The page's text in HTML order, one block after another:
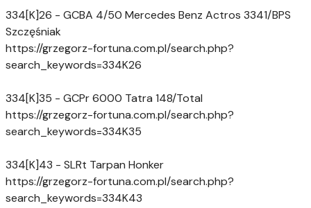
334[K]26 - GCBA 4/50 Mercedes Benz Actros 3341/BPS
Szczęśniak
https://grzegorz-fortuna.com.pl/search.php?
search_keywords=334K26
334[K]35 - GCPr 6000 Tatra 148/Total
https://grzegorz-fortuna.com.pl/search.php?
search_keywords=334K35
334[K]43 - SLRt Tarpan Honker
https://grzegorz-fortuna.com.pl/search.php?
search_keywords=334K43